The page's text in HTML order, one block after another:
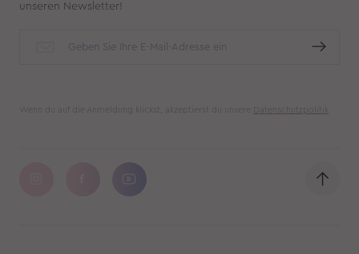
unseren Newsletter!
Wenn du auf die Anmeldung klickst, akzeptierst du unsere Datenschutzpolitik